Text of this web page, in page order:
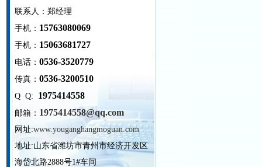
联系人：郑经理
手机： 15763080069
手机： 15063681727
电话： 0536-3520779
传真： 0536-3200510
Q Q: 1975414558
邮箱： 1975414558@qq.com
网址:www.youganghangmoguan.com
地址:山东省潍坊市青州市经济开发区
海岱北路2888号1#车间